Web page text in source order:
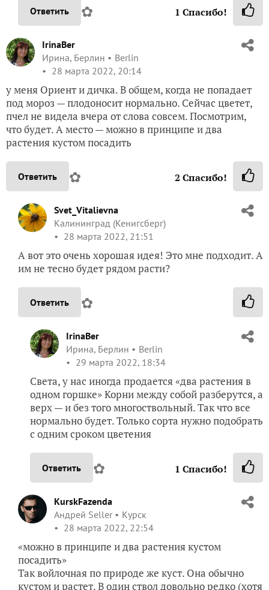
Ответить ✿ 1 Спасибо!
IrinaBer
Ирина, Берлин
Berlin
28 марта 2022, 20:14
у меня Ориент и дичка. В общем, когда не попадает
под мороз — плодоносит нормально. Сейчас цветет,
пчел не видела вчера от слова совсем. Посмотрим,
что будет. А место — можно в принципе и два
растения кустом посадить
Ответить ✿ 2 Спасибо!
Svet_Vitalievna
Калининград (Кенигсберг)
28 марта 2022, 21:51
А вот это очень хорошая идея! Это мне подходит. А
им не тесно будет рядом расти?
Ответить ✿
IrinaBer
Ирина, Берлин
Berlin
29 марта 2022, 18:34
Света, у нас иногда продается «два растения в
одном горшке» Корни между собой разберутся, а
верх — и без того многоствольный. Так что все
нормально будет. Только сорта нужно подобрать
с одним сроком цветения
Ответить ✿ 1 Спасибо!
KurskFazenda
Андрей Seller
Курск
28 марта 2022, 22:54
«можно в принципе и два растения кустом
посадить»
Так войлочная по природе же куст. Она обычно
кустом и растет. В один ствол довольно редко (хотя